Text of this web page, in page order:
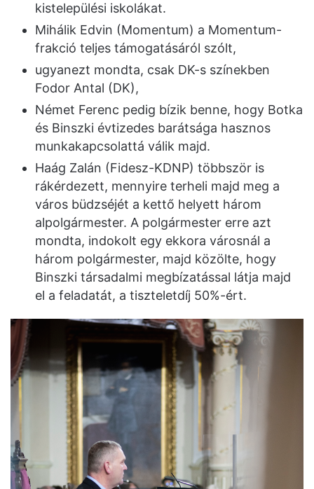
kistelepülési iskolákat.
Mihálik Edvin (Momentum) a Momentum-
frakció teljes támogatásáról szólt,
ugyanezt mondta, csak DK-s színekben
Fodor Antal (DK),
Német Ferenc pedig bízik benne, hogy Botka
és Binszki évtizedes barátsága hasznos
munkakapcsolattá válik majd.
Haág Zalán (Fidesz-KDNP) többször is
rákérdezett, mennyire terheli majd meg a
város büdzséjét a kettő helyett három
alpolgármester. A polgármester erre azt
mondta, indokolt egy ekkora városnál a
három polgármester, majd közölte, hogy
Binszki társadalmi megbízatással látja majd
el a feladatát, a tiszteletdíj 50%-ért.